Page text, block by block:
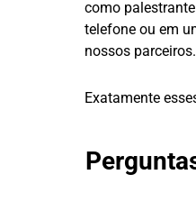
como
telefone ou em
nossos
Exatamente